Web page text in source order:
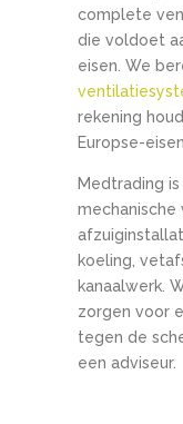
complete
die voldoet
eisen. We
rekening
Europse-
Medtrading
mechanische
koeling,
kanaalwerk.
zorgen voor
tegen de
een adviseur.